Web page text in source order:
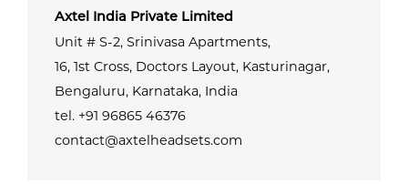
Axtel India Private Limited
Unit # S-2, Srinivasa Apartments,
16, 1st Cross, Doctors Layout, Kasturinagar,
Bengaluru, Karnataka, India
tel. +91 96865 46376
contact@axtelheadsets.com